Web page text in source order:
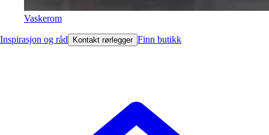
Vaskerom
Inspirasjon og råd Kontakt rørlegger Finn butikk